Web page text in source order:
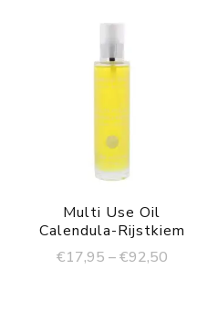
Multi Use Oil
Calendula-Rijstkiem
€17,95 –€92,50